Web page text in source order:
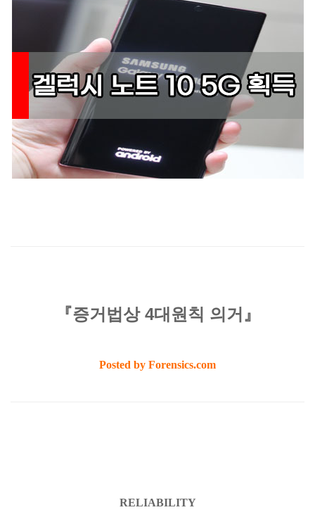
『증거법상 4대원칙 의거』
Posted by Forensics.com
RELIABILITY